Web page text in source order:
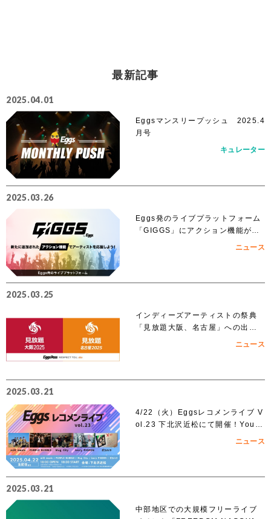
最新記事
2025.04.01
Eggsマンスリープッシュ 2025.4
月号
キュレーター
2025.03.26
Eggs発のライブプラットフォーム
「GIGGS」にアクション機能が追
ニュース
2025.03.25
インディーズアーティストの祭典
「見放題大阪、名古屋」への出演
ニュース
2025.03.21
4/22（火）Eggsレコメンライブ V
ol.23 下北沢近松にて開催！YouT
ニュース
2025.03.21
中部地区での大規模フリーライブ